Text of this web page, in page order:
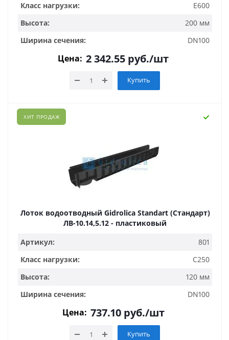
Класс нагрузки:
E600
Высота:
200 мм
Ширина сечения:
DN100
Цена: 2 342.55 руб./шт
Купить
ХИТ ПРОДАЖ
Лоток водоотводный Gidrolica Standart (Стандарт)
ЛВ-10.14,5.12 - пластиковый
Артикул:
801
Класс нагрузки:
C250
Высота:
120 мм
Ширина сечения:
DN100
Цена: 737.10руб./шт
Купить